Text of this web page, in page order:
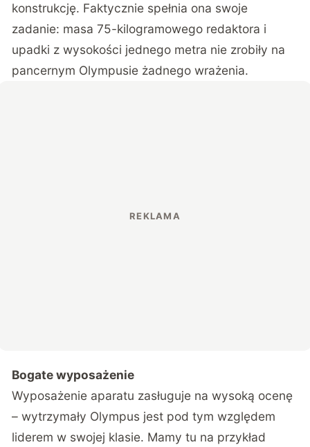
konstrukcję. Faktycznie spełnia ona swoje
zadanie: masa 75-kilogramowego redaktora i
upadki z wysokości jednego metra nie zrobiły na
pancernym Olympusie żadnego wrażenia.
Bogate wyposażenie
Wyposażenie aparatu zasługuje na wysoką ocenę
– wytrzymały Olympus jest pod tym względem
liderem w swojej klasie. Mamy tu na przykład